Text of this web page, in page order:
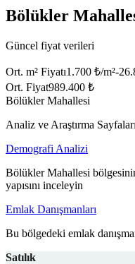
Bölükler
Güncel fiyat verileri
Ort. m² Fiyatı1.700 ₺/m²-
Ort. Fiyat989.400 ₺
Bölükler Mahallesi
Analiz ve Araştırma Sayfaları
Demografi Analizi
Bölükler Mahallesi
yapısını inceleyin
Emlak Danışmanları
Bu bölgedeki emlak
Satılık